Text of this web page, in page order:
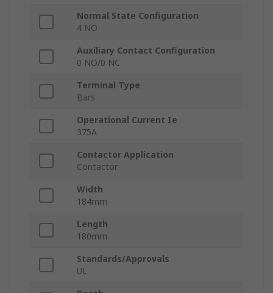
Normal State Configuration
4 NO
Auxiliary Contact Configuration
0 NO/0 NC
Terminal Type
Bars
Operational Current Ie
375A
Contactor Application
Contactor
Width
184mm
Length
180mm
Standards/Approvals
UL